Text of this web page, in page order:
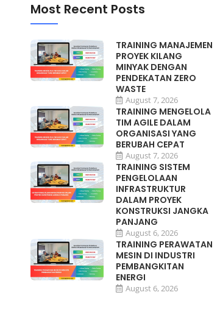
Most Recent Posts
TRAINING MANAJEMEN
PROYEK KILANG
MINYAK DENGAN
PENDEKATAN ZERO
WASTE
August 7, 2026
TRAINING MENGELOLA
TIM AGILE DALAM
ORGANISASI YANG
BERUBAH CEPAT
August 7, 2026
TRAINING SISTEM
PENGELOLAAN
INFRASTRUKTUR
DALAM PROYEK
KONSTRUKSI JANGKA
PANJANG
August 6, 2026
TRAINING PERAWATAN
MESIN DI INDUSTRI
PEMBANGKITAN
ENERGI
August 6, 2026